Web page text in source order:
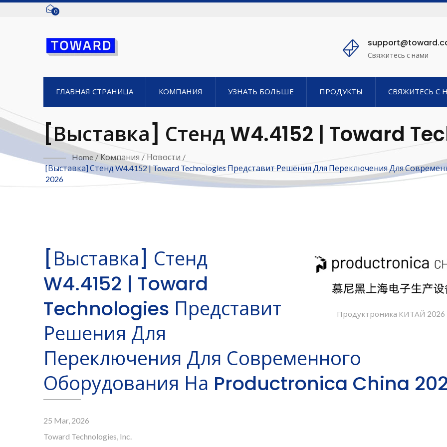
0
Свяжитесь с нами
ГЛАВНАЯ СТРАНИЦА КОМПАНИЯ УЗНАТЬ БОЛЬШЕ ПРОДУКТЫ СВЯЖИТЕСЬ С
[Выставка] Стенд W4.4152 | Toward
Представит Решения Для
Современного Оборудования На
Home / Компания / Новости /
[Выставка] Стенд W4.4152 | Toward Technologies Представит Решения Для Переключения Для
2026
Продуктроника КИТАЙ 2026
[Выставка] Стенд
W4.4152 | Toward
Technologies Представит
Решения Для
Переключения Для Современного
Оборудования На Productronica China
25 Mar, 2026
Toward Technologies, Inc.
Реле С Германиевым